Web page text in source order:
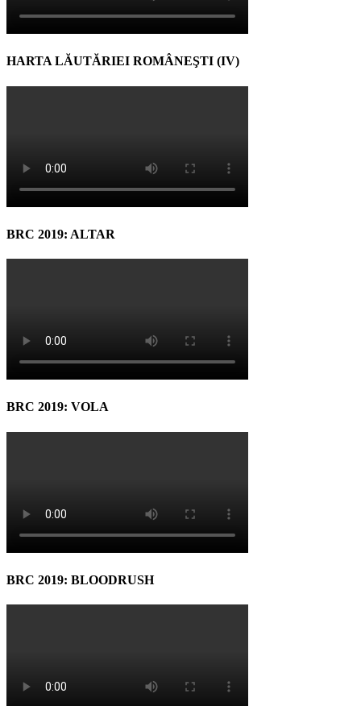
HARTA LĂUTĂRIEI ROMÂNEŞTI (IV)
BRC 2019: ALTAR
BRC 2019: VOLA
BRC 2019: BLOODRUSH